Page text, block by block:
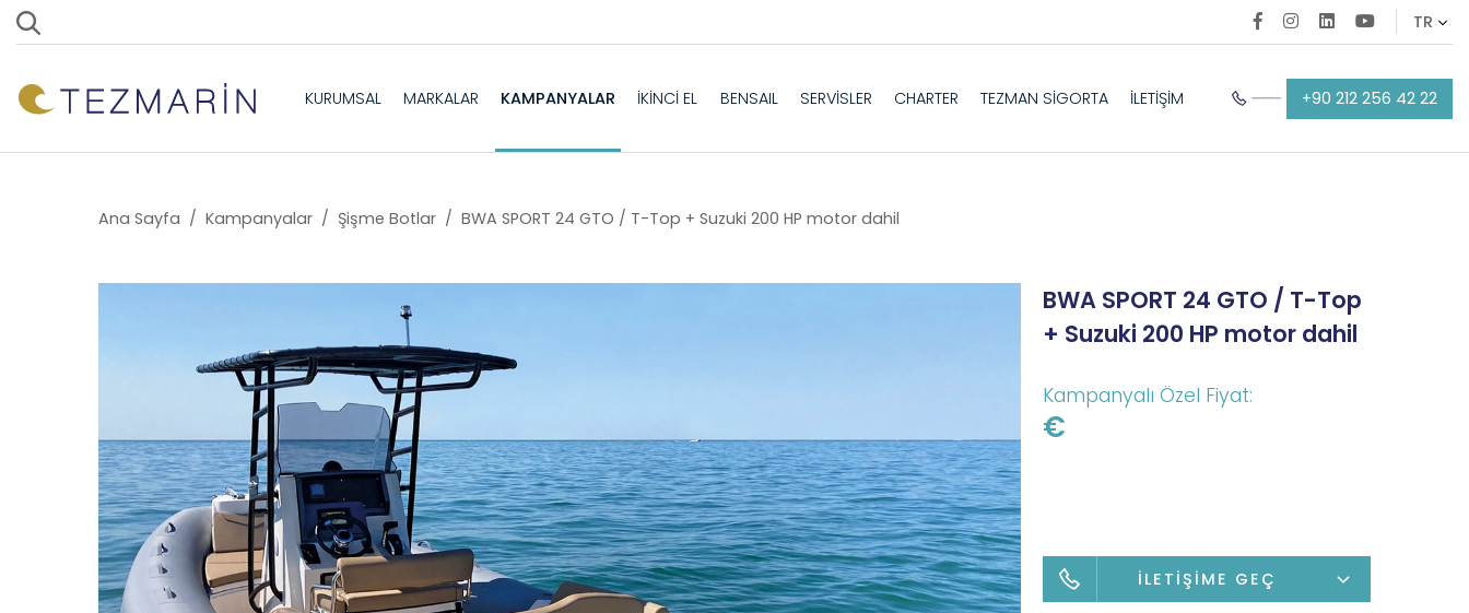
KURUMSAL MARKALAR KAMPANYALAR İKİNCİ EL BENSAIL SERVİSLER CHARTER TEZMAN SİGORTA İLETİŞİM +90 212 256 42 22
Ana Sayfa / Kampanyalar / Şişme Botlar / BWA SPORT 24 GTO / T-Top + Suzuki 200 HP motor dahil
BWA SPORT 24 GTO / T-Top
+ Suzuki 200 HP motor dahil
Kampanyalı Özel Fiyat:
€
İLETİŞİME GEÇ